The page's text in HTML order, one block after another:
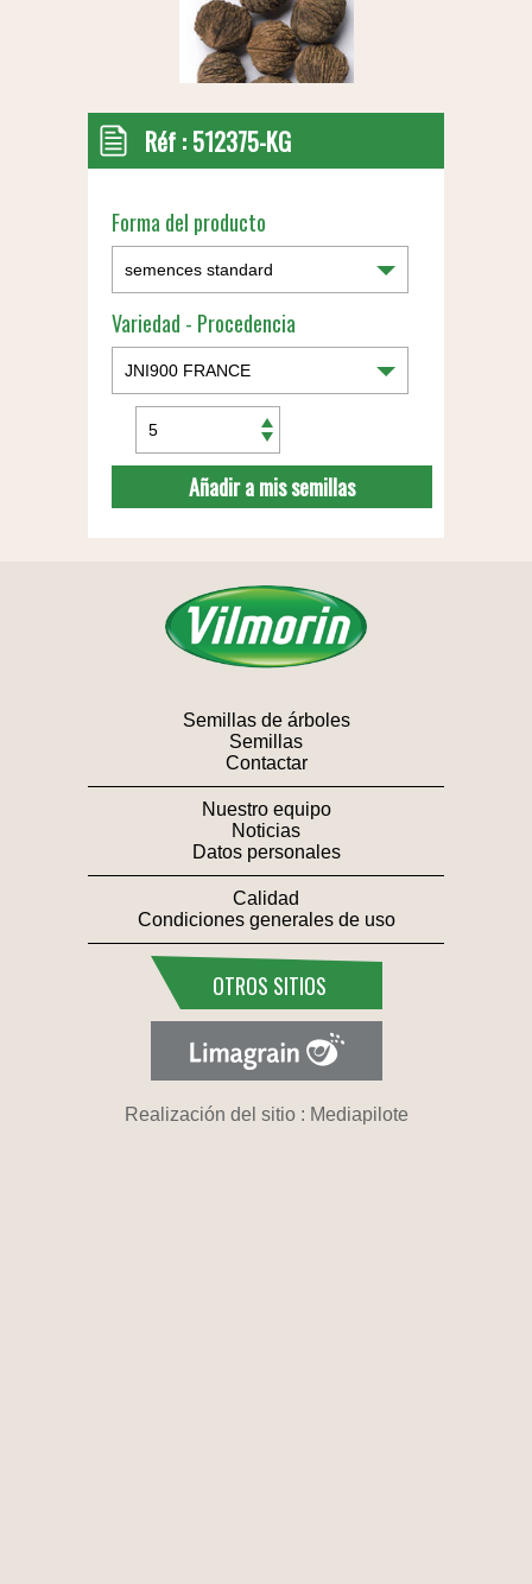
Réf : 512375-KG
Forma del producto
Variedad - Procedencia
Añadir a mis semillas
Semillas de árboles
Semillas
Contactar
Nuestro equipo
Noticias
Datos personales
Calidad
Condiciones generales de uso
OTROS SITIOS
Realización del sitio : Mediapilote